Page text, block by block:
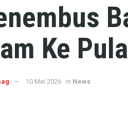
Ke
10 Mei 2026 in News